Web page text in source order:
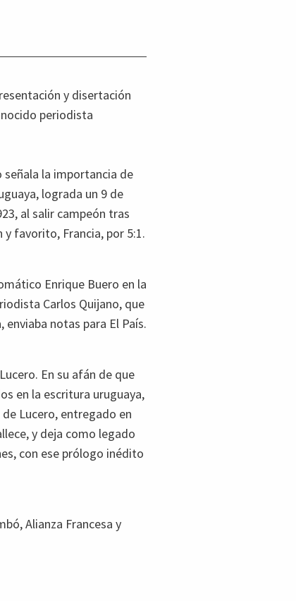
y disertación
periodista
la importancia de
lograda un 9 de
al salir campeón tras
favorito, Francia, por 5:1.
Enrique Buero en la
Carlos Quijano, que
notas para El País.
En su afán de que
en la escritura uruguaya,
Lucero, entregado en
y deja como legado
con ese prólogo inédito
Alianza Francesa y